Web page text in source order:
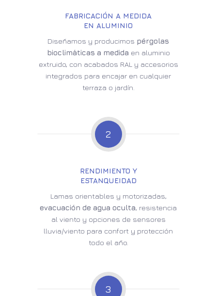
FABRICACIÓN A MEDIDA
EN ALUMINIO
Diseñamos y producimos pérgolas
bioclimáticas a medida en aluminio
extruido, con acabados RAL y accesorios
integrados para encajar en cualquier
terraza o jardín.
2
RENDIMIENTO Y
ESTANQUEIDAD
Lamas orientables y motorizadas,
evacuación de agua oculta, resistencia
al viento y opciones de sensores
lluvia/viento para confort y protección
todo el año.
3